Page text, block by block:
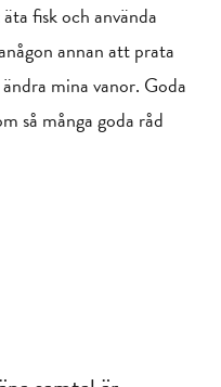
fisk och använda
annan att prata
mina vanor. Goda
så många goda råd